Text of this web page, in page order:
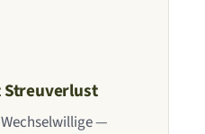
—